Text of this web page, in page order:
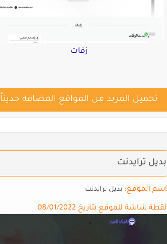
زفات
تحميل المزيد من المواقع المضافة حديثاً
بديل ترايدنت
اسم الموقع: بديل ترايدنت
لقطة شاشة للموقع بتاريخ 08/01/2022